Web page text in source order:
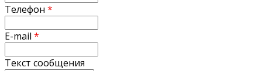
Телефон *
E-mail *
Текст сообщения